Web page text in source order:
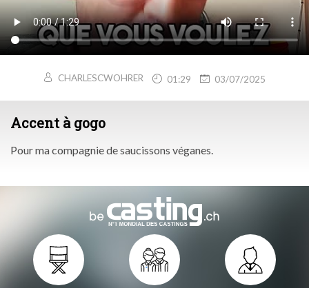
CHARLESCWOHRER 01:29 03/07/2025
Accent à gogo
Pour ma compagnie de saucissons véganes.